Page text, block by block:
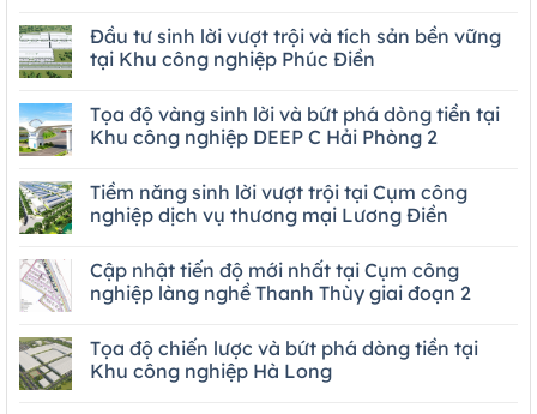
Đầu tư sinh lời vượt trội và tích sản bền vững
tại Khu công nghiệp Phúc Điền
Tọa độ vàng sinh lời và bứt phá dòng tiền tại
Khu công nghiệp DEEP C Hải Phòng 2
Tiềm năng sinh lời vượt trội tại Cụm công
nghiệp dịch vụ thương mại Lương Điền
Cập nhật tiến độ mới nhất tại Cụm công
nghiệp làng nghề Thanh Thùy giai đoạn 2
Tọa độ chiến lược và bứt phá dòng tiền tại
Khu công nghiệp Hà Long